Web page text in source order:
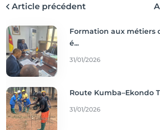
Article précédent
Formation aux métiers
é...
31/01/2026
Route Kumba–Ekondo
31/01/2026